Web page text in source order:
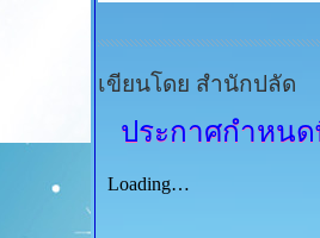
เขียนโดย สำนักปลัด
ประกาศกำหน